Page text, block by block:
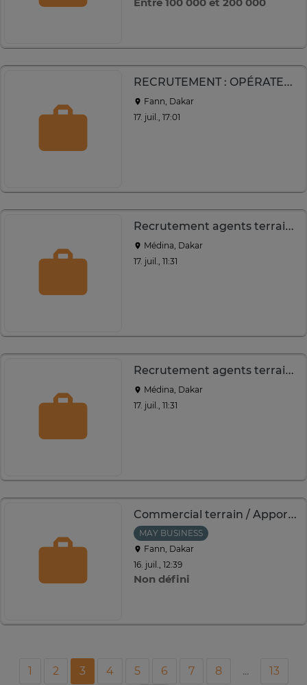
Entre 100 000 et 200 000
RECRUTEMENT : OPÉRATEUR DE SAISIE (H/F)
Fann, Dakar
17. juil., 17:01
Recrutement agents terrain Orange
Médina, Dakar
17. juil., 11:31
Recrutement agents terrain Orange
Médina, Dakar
17. juil., 11:31
Commercial terrain / Apporteur d'affaires
MAY BUSINESS
Fann, Dakar
16. juil., 12:39
Non défini
1 2 3 4 5 6 7 8 ...
13